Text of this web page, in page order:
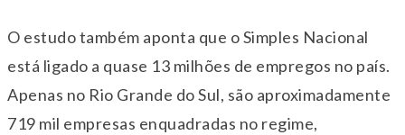
O estudo também aponta que o Simples Nacional
está ligado a quase 13 milhões de empregos no país.
Apenas no Rio Grande do Sul, são aproximadamente
719 mil empresas enquadradas no regime,